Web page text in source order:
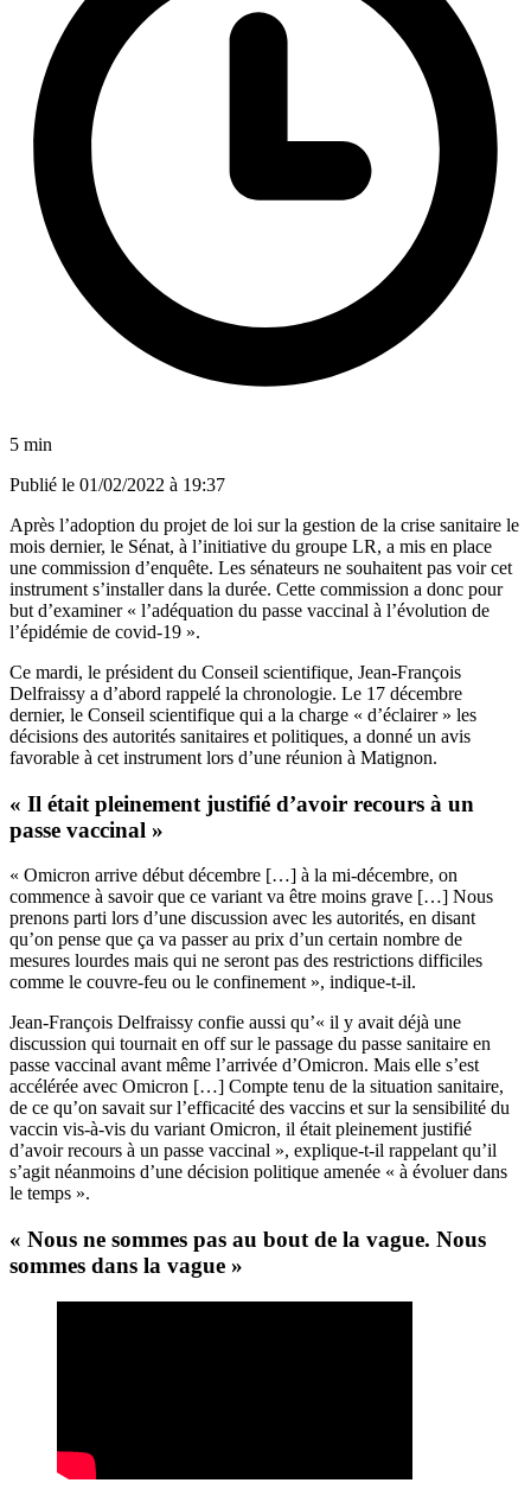
5 min
Publié le 01/02/2022 à 19:37
Après l’adoption du projet de loi sur la gestion de la crise sanitaire le
mois dernier, le Sénat, à l’initiative du groupe LR, a mis en place
une commission d’enquête. Les sénateurs ne souhaitent pas voir cet
instrument s’installer dans la durée. Cette commission a donc pour
but d’examiner « l’adéquation du passe vaccinal à l’évolution de
l’épidémie de covid-19 ».
Ce mardi, le président du Conseil scientifique, Jean-François
Delfraissy a d’abord rappelé la chronologie. Le 17 décembre
dernier, le Conseil scientifique qui a la charge « d’éclairer » les
décisions des autorités sanitaires et politiques, a donné un avis
favorable à cet instrument lors d’une réunion à Matignon.
« Il était pleinement justifié d’avoir recours à un
passe vaccinal »
« Omicron arrive début décembre […] à la mi-décembre, on
commence à savoir que ce variant va être moins grave […] Nous
prenons parti lors d’une discussion avec les autorités, en disant
qu’on pense que ça va passer au prix d’un certain nombre de
mesures lourdes mais qui ne seront pas des restrictions difficiles
comme le couvre-feu ou le confinement », indique-t-il.
Jean-François Delfraissy confie aussi qu’« il y avait déjà une
discussion qui tournait en off sur le passage du passe sanitaire en
passe vaccinal avant même l’arrivée d’Omicron. Mais elle s’est
accélérée avec Omicron […] Compte tenu de la situation sanitaire,
de ce qu’on savait sur l’efficacité des vaccins et sur la sensibilité du
vaccin vis-à-vis du variant Omicron, il était pleinement justifié
d’avoir recours à un passe vaccinal », explique-t-il rappelant qu’il
s’agit néanmoins d’une décision politique amenée « à évoluer dans
le temps ».
« Nous ne sommes pas au bout de la vague. Nous
sommes dans la vague »